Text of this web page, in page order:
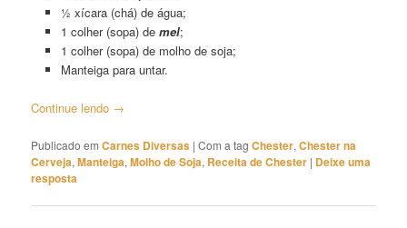
½ xícara (chá) de água;
1 colher (sopa) de mel;
1 colher (sopa) de molho de soja;
Manteiga para untar.
Continue lendo →
Publicado em Carnes Diversas |Com a tagChester,Chester na
Cerveja,Manteiga,Molho de Soja, Receita de Chester | Deixe uma
resposta